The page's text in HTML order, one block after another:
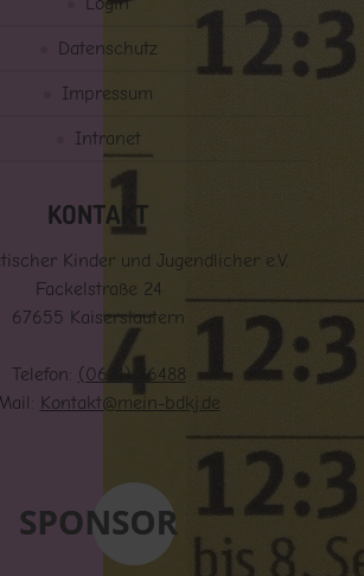
Datenschutz
Impressum
Intranet
KONTAKT
Kinder und Jugendlicher e.V.
Fackelstraße 24
67655 Kaiserslautern
Telefon: (0631) 76488
Kontakt@mein-bdkj.de